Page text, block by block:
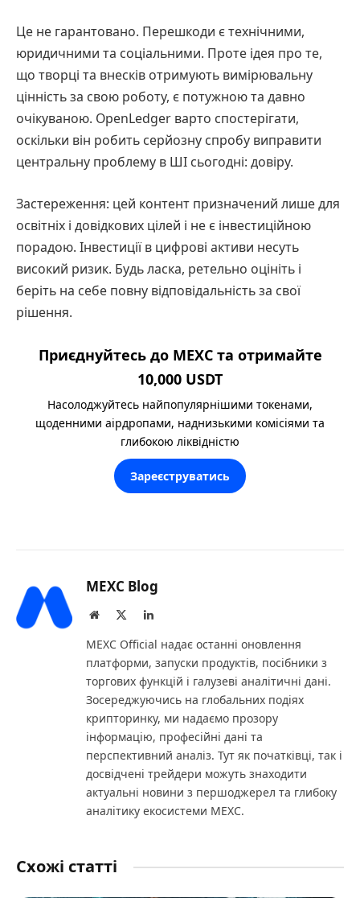
Це не гарантовано. Перешкоди є технічними,
юридичними та соціальними. Проте ідея про те,
що творці та внесків отримують вимірювальну
цінність за свою роботу, є потужною та давно
очікуваною. OpenLedger варто спостерігати,
оскільки він робить серйозну спробу виправити
центральну проблему в ШІ сьогодні: довіру.
Застереження: цей контент призначений лише для
освітніх і довідкових цілей і не є інвестиційною
порадою. Інвестиції в цифрові активи несуть
високий ризик. Будь ласка, ретельно оцініть і
беріть на себе повну відповідальність за свої
рішення.
Приєднуйтесь до MEXC та отримайте
10,000 USDT
Насолоджуйтесь найпопулярнішими токенами,
щоденними аірдропами, наднизькими комісіями та
глибокою ліквідністю
Зареєструватись
MEXC Blog
Website LinkedIn
MEXC Official надає останні оновлення
платформи, запуски продуктів, посібники з
торгових функцій і галузеві аналітичні дані.
Зосереджуючись на глобальних подіях
крипторинку, ми надаємо прозору
інформацію, професійні дані та
перспективний аналіз. Тут як початківці, так і
досвідчені трейдери можуть знаходити
актуальні новини з першоджерел та глибоку
аналітику екосистеми MEXC.
Схожі статті